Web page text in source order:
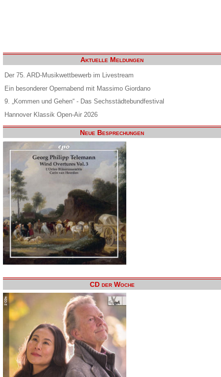
Aktuelle Meldungen
Der 75. ARD-Musikwettbewerb im Livestream
Ein besonderer Opernabend mit Massimo Giordano
9. „Kommen und Gehen“ - Das Sechsstädtebundfestival
Hannover Klassik Open-Air 2026
Neue Besprechungen
CD der Woche